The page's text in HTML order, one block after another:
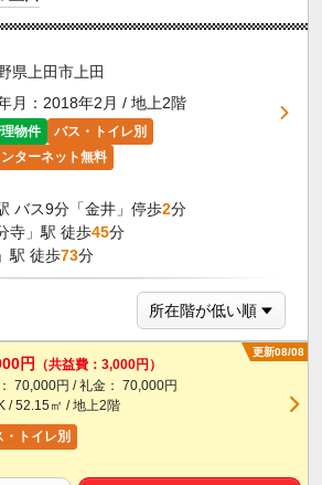
県上田市上田
月：2018年2月 / 地上2階
物件
バス・トイレ別
ターネット無料
バス9分「金井」停歩2分
寺」駅 徒歩45分
駅 徒歩73分
更新08/08
円
（共益費：3,000円）
70,000円 / 礼金： 70,000円
/ 52.15㎡ / 地上2階
・トイレ別